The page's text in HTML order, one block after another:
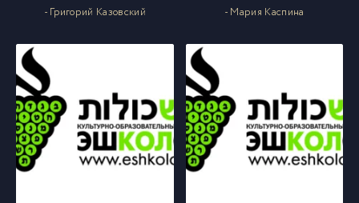
- Григорий Казовский - Мария Каспина